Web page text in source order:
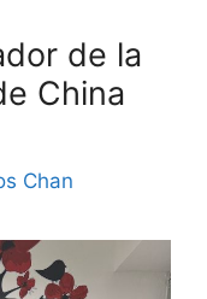
de la
China
Chan